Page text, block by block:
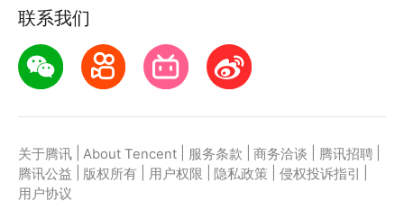
联系我们
关于腾讯 About Tencent 服务条款 商务洽谈 腾讯招聘
腾讯公益
版权所有 用户权限 隐私政策 侵权投诉指引
用户协议